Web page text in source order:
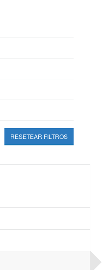
RESETEAR FILTROS